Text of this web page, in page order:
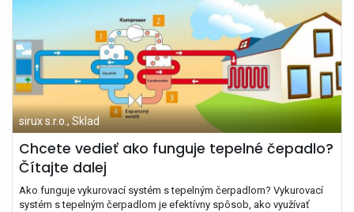
sirux s.r.o., Sklad
Chcete vedieť ako funguje tepelné čepadlo?
Čítajte dalej
Ako funguje vykurovací systém s tepelným čerpadlom? Vykurovací
systém s tepelným čerpadlom je efektívny spôsob, ako využívať